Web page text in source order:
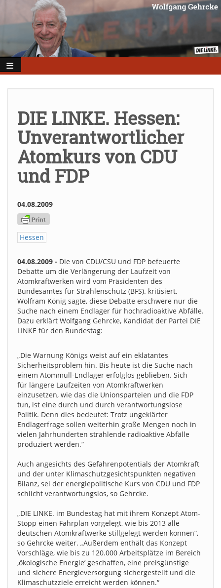
Inhalt
DIE LINKE. Hessen:
Unverantwortlicher
Atomkurs von CDU
und FDP
04.08.2009
Hessen
04.08.2009 - Die von CDU/CSU und FDP befeuerte
Debatte um die Verlängerung der Laufzeit von
Atomkraftwerken wird vom Präsidenten des
Bundesamtes für Strahlenschutz (BFS). kritisiert.
Wolfram König sagte, diese Debatte erschwere nur die
Suche nach einem Endlager für hochradioaktive Abfälle.
Dazu erklärt Wolfgang Gehrcke, Kandidat der Partei DIE
LINKE für den Bundestag:
„Die Warnung Königs weist auf ein eklatantes
Sicherheitsproblem hin. Bis heute ist die Suche nach
einem Atommüll-Endlager erfolglos geblieben. Sich
für längere Laufzeiten von Atomkraftwerken
einzusetzen, wie das die Unionsparteien und die FDP
tun, ist eine durch und durch verantwortungslose
Politik. Denn dies bedeutet: Trotz ungeklärter
Endlagerfrage sollen weiterhin große Mengen noch in
vielen Jahrhunderten strahlende radioaktive Abfälle
produziert werden.“
Auch angesichts des Gefahrenpotentials der Atomkraft
und der unter Klimaschutzgesichtspunkten negativen
Bilanz, sei der energiepolitische Kurs von CDU und FDP
schlicht verantwortungslos, so Gehrcke.
„DIE LINKE. im Bundestag hat mit ihrem Konzept Atom-
Stopp einen Fahrplan vorgelegt, wie bis 2013 alle
deutschen Atomkraftwerke stillgelegt werden können“,
so Gehrcke weiter. „Außerdem enthält das Konzept
Vorschläge, wie bis zu 120.000 Arbeitsplätze im Bereich
‚ökologische Energie’ geschaffen, eine preisgünstige
und sichere Energieversorgung sichergestellt und die
Klimaschutzziele erreicht werden können.“